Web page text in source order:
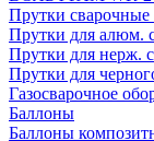
Прутки сварочные
Прутки для алюм.
Прутки для нерж.
Прутки для
Газосварочное
Баллоны
Баллоны